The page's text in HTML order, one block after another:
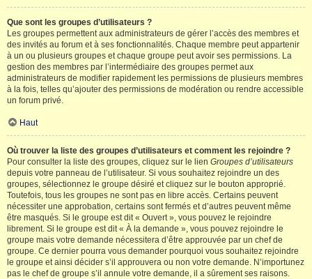
Que sont les groupes d’utilisateurs ?
Les groupes permettent aux administrateurs de gérer l’accès des membres et
des invités au forum et à ses fonctionnalités. Chaque membre peut appartenir
à un ou plusieurs groupes et chaque groupe peut avoir ses permissions. La
gestion des membres par l’intermédiaire des groupes permet aux
administrateurs de modifier rapidement les permissions de plusieurs membres
à la fois, telles qu’ajouter des permissions de modération ou rendre accessible
un forum privé.
Haut
Où trouver la liste des groupes d’utilisateurs et comment les rejoindre ?
Pour consulter la liste des groupes, cliquez sur le lien Groupes d’utilisateurs
depuis votre panneau de l’utilisateur. Si vous souhaitez rejoindre un des
groupes, sélectionnez le groupe désiré et cliquez sur le bouton approprié.
Toutefois, tous les groupes ne sont pas en libre accès. Certains peuvent
nécessiter une approbation, certains sont fermés et d’autres peuvent même
être masqués. Si le groupe est dit « Ouvert », vous pouvez le rejoindre
librement. Si le groupe est dit « À la demande », vous pouvez rejoindre le
groupe mais votre demande nécessitera d’être approuvée par un chef de
groupe. Ce dernier pourra vous demander pourquoi vous souhaitez rejoindre
le groupe et ainsi décider s’il approuvera ou non votre demande. N’importunez
pas le chef de groupe s’il annule votre demande, il a sûrement ses raisons.